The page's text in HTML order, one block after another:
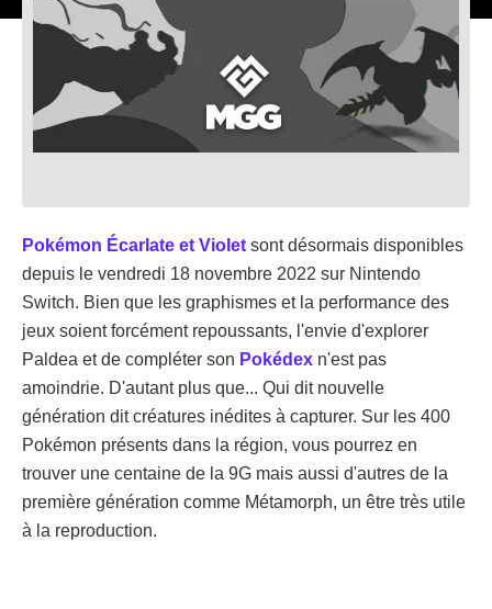
Pokémon Écarlate et Violet sont désormais disponibles
depuis le vendredi 18 novembre 2022 sur Nintendo
Switch. Bien que les graphismes et la performance des
jeux soient forcément repoussants, l'envie d'explorer
Paldea et de compléter son Pokédex n'est pas
amoindrie. D'autant plus que... Qui dit nouvelle
génération dit créatures inédites à capturer. Sur les 400
Pokémon présents dans la région, vous pourrez en
trouver une centaine de la 9G mais aussi d'autres de la
première génération comme Métamorph, un être très utile
à la reproduction.